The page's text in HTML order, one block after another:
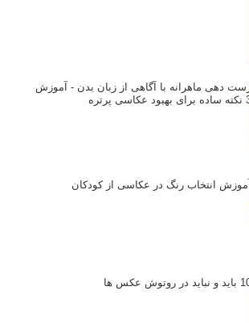
دهی ماهرانه با آگاهی از زبان بدن - آموزش
عکاسی پرتره
آموزش انتخاب رنگ در عکاسی از کودکان
در روتوش عکس ها